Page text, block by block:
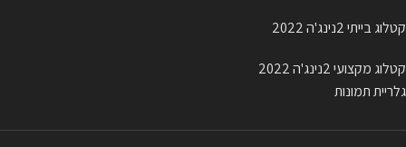
קטלוג בייתי 2נינג'ה 2022
קטלוג מקצועי 2נינג'ה 2022
גלריית תמונות